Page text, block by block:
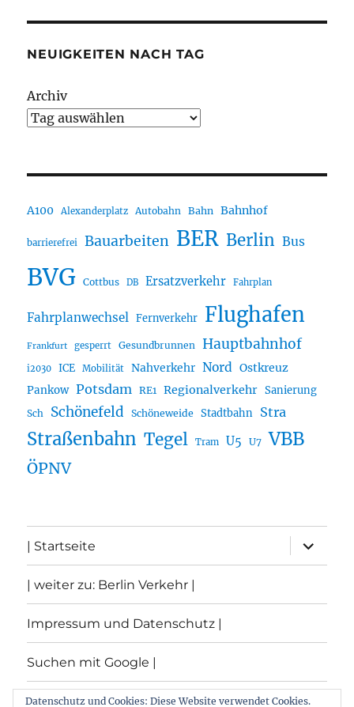
NEUIGKEITEN NACH TAG
Archiv
A100 Alexanderplatz Autobahn Bahn Bahnhof
barrierefrei Bauarbeiten BER Berlin Bus
BVG Cottbus DB Ersatzverkehr Fahrplan
Fahrplanwechsel Fernverkehr Flughafen
Frankfurt gesperrt Gesundbrunnen Hauptbahnhof
i2030 ICE Mobilität Nahverkehr Nord Ostkreuz
Pankow Potsdam RE1 Regionalverkehr Sanierung
Sch Schönefeld Schöneweide Stadtbahn Stra
Straßenbahn Tegel Tram U5 U7 VBB
ÖPNV
| Startseite
öffnen
| weiter zu: Berlin Verkehr |
Impressum und Datenschutz |
Suchen mit Google |
Themen
Datenschutz und Cookies: Diese Website verwendet Cookies.